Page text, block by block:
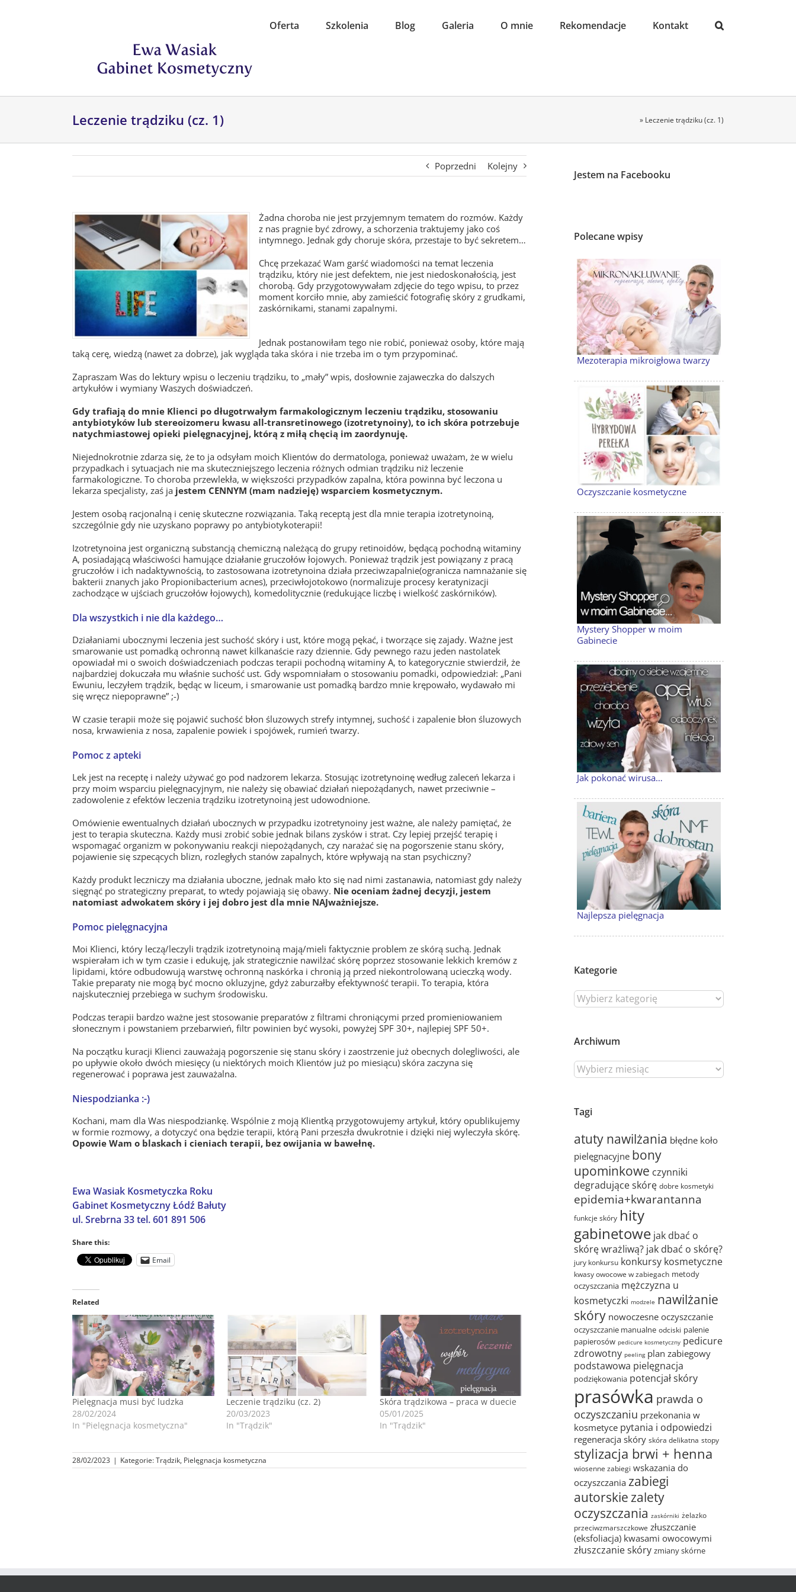
Oferta Szkolenia Blog Galeria O mnie Rekomendacje Kontakt
Leczenie trądziku (cz. 1) » Leczenie trądziku (cz. 1)
Poprzedni Kolejny
Żadna choroba nie jest przyjemnym tematem do rozmów. Każdy
z nas pragnie być zdrowy, a schorzenia traktujemy jako coś
intymnego. Jednak gdy choruje skóra, przestaje to być sekretem…
Chcę przekazać Wam garść wiadomości na temat leczenia
trądziku, który nie jest defektem, nie jest niedoskonałością, jest
chorobą. Gdy przygotowywałam zdjęcie do tego wpisu, to przez
moment korciło mnie, aby zamieścić fotografię skóry z grudkami,
zaskórnikami, stanami zapalnymi.
Jednak postanowiłam tego nie robić, ponieważ osoby, które mają
taką cerę, wiedzą (nawet za dobrze), jak wygląda taka skóra i nie trzeba im o tym przypominać.
Zapraszam Was do lektury wpisu o leczeniu trądziku, to „mały” wpis, dosłownie zajaweczka do dalszych
artykułów i wymiany Waszych doświadczeń.
Gdy trafiają do mnie Klienci po długotrwałym farmakologicznym leczeniu trądziku, stosowaniu
antybiotyków lub stereoizomeru kwasu all-transretinowego (izotretynoiny), to ich skóra potrzebuje
natychmiastowej opieki pielęgnacyjnej, którą z miłą chęcią im zaordynuję.
Niejednokrotnie zdarza się, że to ja odsyłam moich Klientów do dermatologa, ponieważ uważam, że w wielu
przypadkach i sytuacjach nie ma skuteczniejszego leczenia różnych odmian trądziku niż leczenie
farmakologiczne. To choroba przewlekła, w większości przypadków zapalna, która powinna być leczona u
lekarza specjalisty, zaś ja jestem CENNYM (mam nadzieję) wsparciem kosmetycznym.
Jestem osobą racjonalną i cenię skuteczne rozwiązania. Taką receptą jest dla mnie terapia izotretynoiną,
szczególnie gdy nie uzyskano poprawy po antybiotykoterapii!
Izotretynoina jest organiczną substancją chemiczną należącą do grupy retinoidów, będącą pochodną witaminy
A, posiadającą właściwości hamujące działanie gruczołów łojowych. Ponieważ trądzik jest powiązany z pracą
gruczołów i ich nadaktywnością, to zastosowana izotretynoina działa przeciwzapalnie(ogranicza namnażanie się
bakterii znanych jako Propionibacterium acnes), przeciwłojotokowo (normalizuje procesy keratynizacji
zachodzące w ujściach gruczołów łojowych), komedolitycznie (redukujące liczbę i wielkość zaskórników).
Dla wszystkich i nie dla każdego…
Działaniami ubocznymi leczenia jest suchość skóry i ust, które mogą pękać, i tworzące się zajady. Ważne jest
smarowanie ust pomadką ochronną nawet kilkanaście razy dziennie. Gdy pewnego razu jeden nastolatek
opowiadał mi o swoich doświadczeniach podczas terapii pochodną witaminy A, to kategorycznie stwierdził, że
najbardziej dokuczała mu właśnie suchość ust. Gdy wspomniałam o stosowaniu pomadki, odpowiedział: „Pani
Ewuniu, leczyłem trądzik, będąc w liceum, i smarowanie ust pomadką bardzo mnie krępowało, wydawało mi
się wręcz niepoprawne” ;-)
W czasie terapii może się pojawić suchość błon śluzowych strefy intymnej, suchość i zapalenie błon śluzowych
nosa, krwawienia z nosa, zapalenie powiek i spojówek, rumień twarzy.
Pomoc z apteki
Lek jest na receptę i należy używać go pod nadzorem lekarza. Stosując izotretynoinę według zaleceń lekarza i
przy moim wsparciu pielęgnacyjnym, nie należy się obawiać działań niepożądanych, nawet przeciwnie –
zadowolenie z efektów leczenia trądziku izotretynoiną jest udowodnione.
Omówienie ewentualnych działań ubocznych w przypadku izotretynoiny jest ważne, ale należy pamiętać, że
jest to terapia skuteczna. Każdy musi zrobić sobie jednak bilans zysków i strat. Czy lepiej przejść terapię i
wspomagać organizm w pokonywaniu reakcji niepożądanych, czy narażać się na pogorszenie stanu skóry,
pojawienie się szpecących blizn, rozległych stanów zapalnych, które wpływają na stan psychiczny?
Każdy produkt leczniczy ma działania uboczne, jednak mało kto się nad nimi zastanawia, natomiast gdy należy
sięgnąć po strategiczny preparat, to wtedy pojawiają się obawy. Nie oceniam żadnej decyzji, jestem
natomiast adwokatem skóry i jej dobro jest dla mnie NAJważniejsze.
Pomoc pielęgnacyjna
Moi Klienci, który leczą/leczyli trądzik izotretynoiną mają/mieli faktycznie problem ze skórą suchą. Jednak
wspierałam ich w tym czasie i edukuję, jak strategicznie nawilżać skórę poprzez stosowanie lekkich kremów z
lipidami, które odbudowują warstwę ochronną naskórka i chronią ją przed niekontrolowaną ucieczką wody.
Takie preparaty nie mogą być mocno okluzyjne, gdyż zaburzałby efektywność terapii. To terapia, która
najskuteczniej przebiega w suchym środowisku.
Podczas terapii bardzo ważne jest stosowanie preparatów z filtrami chroniącymi przed promieniowaniem
słonecznym i powstaniem przebarwień, filtr powinien być wysoki, powyżej SPF 30+, najlepiej SPF 50+.
Na początku kuracji Klienci zauważają pogorszenie się stanu skóry i zaostrzenie już obecnych dolegliwości, ale
po upływie około dwóch miesięcy (u niektórych moich Klientów już po miesiącu) skóra zaczyna się
regenerować i poprawa jest zauważalna.
Niespodzianka :-)
Kochani, mam dla Was niespodziankę. Wspólnie z moją Klientką przygotowujemy artykuł, który opublikujemy
w formie rozmowy, a dotyczyć ona będzie terapii, którą Pani przeszła dwukrotnie i dzięki niej wyleczyła skórę.
Opowie Wam o blaskach i cieniach terapii, bez owijania w bawełnę.
Ewa Wasiak Kosmetyczka Roku
Gabinet Kosmetyczny Łódź Bałuty
ul. Srebrna 33 tel. 601 891 506
Share this:
Email
Related
Pielęgnacja musi być ludzka
28/02/2024
In "Pielęgnacja kosmetyczna"
Leczenie trądziku (cz. 2)
20/03/2023
In "Trądzik"
Skóra trądzikowa – praca w duecie
05/01/2025
In "Trądzik"
28/02/2023 | Kategorie:Trądzik, Pielęgnacja kosmetyczna
Jestem na Facebooku
Polecane wpisy
Mezoterapia mikroigłowa twarzy
Oczyszczanie kosmetyczne
Mystery Shopper w moim
Gabinecie
Jak pokonać wirusa…
Najlepsza pielęgnacja
Kategorie
Archiwum
Tagi
atuty nawilżania błędne koło
pielęgnacyjne bony
upominkowe czynniki
degradujące skórę dobre kosmetyki
epidemia+kwarantanna
funkcje skóry hity
gabinetowe jak dbać o
skórę wrażliwą? jak dbać o skórę?
jury konkursu konkursy kosmetyczne
kwasy owocowe w zabiegach metody
oczyszczania mężczyzna u
kosmetyczki modzele nawilżanie
skóry nowoczesne oczyszczanie
oczyszczanie manualne odciski palenie
papierosów pedicure kosmetyczny pedicure
zdrowotny peeling plan zabiegowy
podstawowa pielęgnacja
podziękowania potencjał skóry
prasówka prawda o
oczyszczaniu przekonania w
kosmetyce pytania i odpowiedzi
regeneracja skóry skóra delikatna stopy
stylizacja brwi + henna
wiosenne zabiegi wskazania do
oczyszczania zabiegi
autorskiezalety
oczyszczania zaskórniki żelazko
przeciwzmarszczkowe złuszczanie
(eksfoliacja) kwasami owocowymi
złuszczanie skóry zmiany skórne